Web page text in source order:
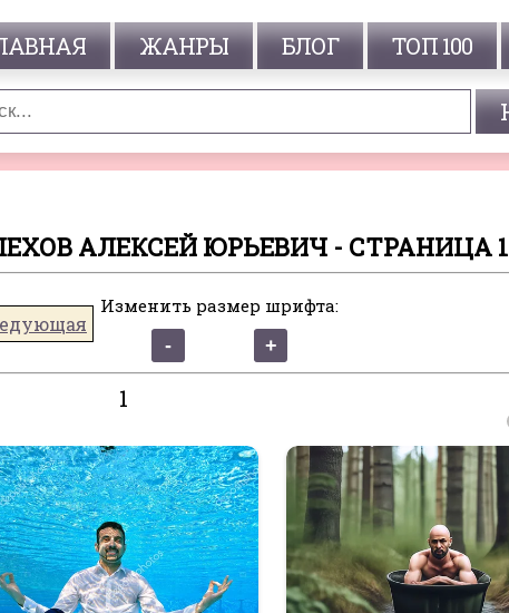
ЖАНРЫ БЛОГ ТОП 100
АЛЕКСЕЙ ЮРЬЕВИЧ - СТРАНИЦА 1
Изменить размер шрифта:
1